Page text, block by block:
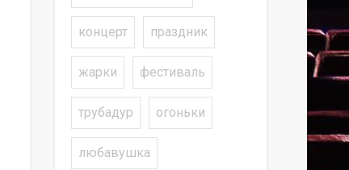
концерт праздник
жарки фестиваль
трубадур огоньки
любавушка